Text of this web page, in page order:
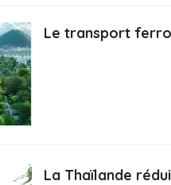
Le transport
La Thaïlande